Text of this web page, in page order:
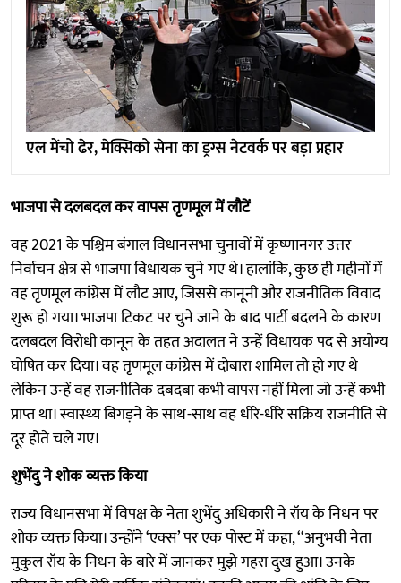
एल मेंचो ढेर, मेक्सिको सेना का ड्रग्स नेटवर्क पर बड़ा प्रहार
भाजपा से दलबदल कर वापस तृणमूल में लौटें
वह 2021 के पश्चिम बंगाल विधानसभा चुनावों में कृष्णानगर उत्तर
निर्वाचन क्षेत्र से भाजपा विधायक चुने गए थे। हालांकि, कुछ ही महीनों में
वह तृणमूल कांग्रेस में लौट आए, जिससे कानूनी और राजनीतिक विवाद
शुरू हो गया। भाजपा टिकट पर चुने जाने के बाद पार्टी बदलने के कारण
दलबदल विरोधी कानून के तहत अदालत ने उन्हें विधायक पद से अयोग्य
घोषित कर दिया। वह तृणमूल कांग्रेस में दोबारा शामिल तो हो गए थे
लेकिन उन्हें वह राजनीतिक दबदबा कभी वापस नहीं मिला जो उन्हें कभी
प्राप्त था। स्वास्थ्य बिगड़ने के साथ-साथ वह धीरे-धीरे सक्रिय राजनीति से
दूर होते चले गए।
शुभेंदु ने शोक व्यक्त किया
राज्य विधानसभा में विपक्ष के नेता शुभेंदु अधिकारी ने रॉय के निधन पर
शोक व्यक्त किया। उन्होंने ‘एक्स’ पर एक पोस्ट में कहा, ‘‘अनुभवी नेता
मुकुल रॉय के निधन के बारे में जानकर मुझे गहरा दुख हुआ। उनके